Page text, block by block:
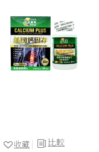
比較
收藏